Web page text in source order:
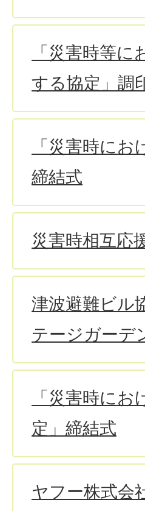
「災害時等
する協定」調
「災害時に
締結式
災害時相互応
津波避難ビル
テージガーデ
「災害時に
定」締結式
ヤフー株式会